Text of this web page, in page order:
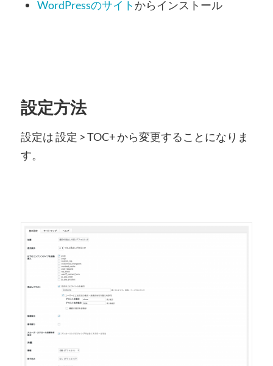
WordPressのサイト からインストール
設定方法
設定は 設定 > TOC+ から変更することになりま
す。